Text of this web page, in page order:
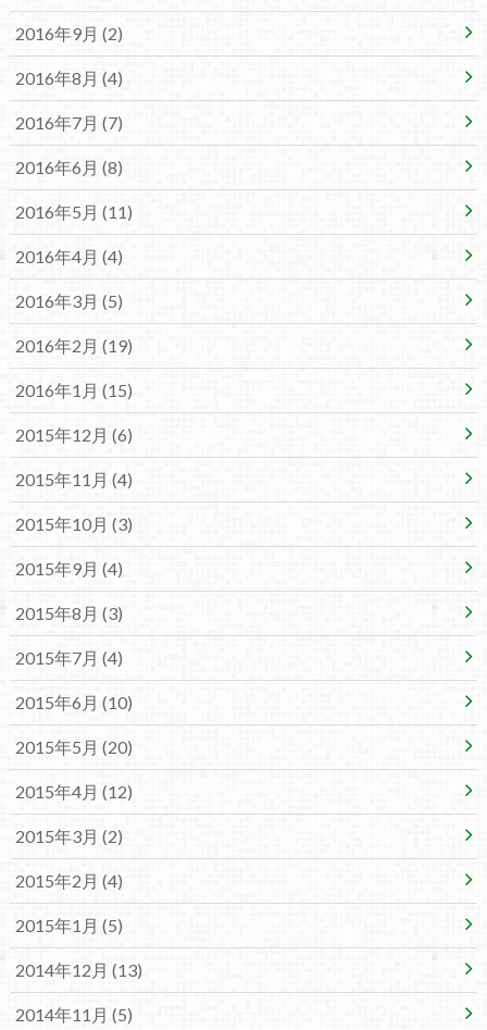
2016年9月 (2)
2016年8月 (4)
2016年7月 (7)
2016年6月 (8)
2016年5月 (11)
2016年4月 (4)
2016年3月 (5)
2016年2月 (19)
2016年1月 (15)
2015年12月 (6)
2015年11月 (4)
2015年10月 (3)
2015年9月 (4)
2015年8月 (3)
2015年7月 (4)
2015年6月 (10)
2015年5月 (20)
2015年4月 (12)
2015年3月 (2)
2015年2月 (4)
2015年1月 (5)
2014年12月 (13)
2014年11月 (5)